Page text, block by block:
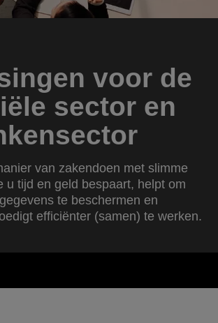
voor de
sector en
van zakendoen met slimme
u tijd en geld bespaart, helpt om
te beschermen en
efficiënter (samen) te werken.